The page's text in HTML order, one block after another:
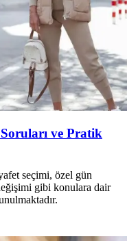
ve Pratik
seçimi, özel gün
gibi konulara dair